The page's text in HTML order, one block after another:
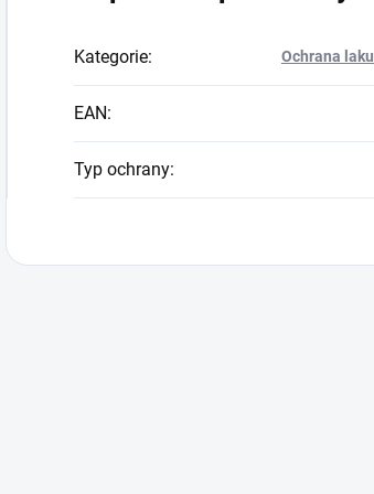
Kategorie: Ochrana laku
EAN:
Typ ochrany: